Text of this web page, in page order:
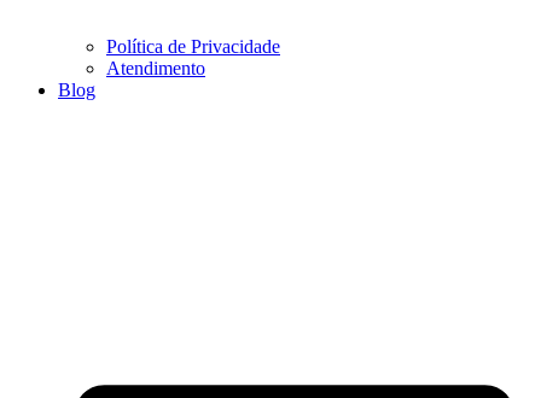
Política de Privacidade
Atendimento
Blog